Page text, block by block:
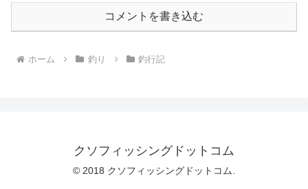
コメントを書き込む
ホーム 釣り 釣行記
クソフィッシングドットコム
© 2018 クソフィッシングドットコム.